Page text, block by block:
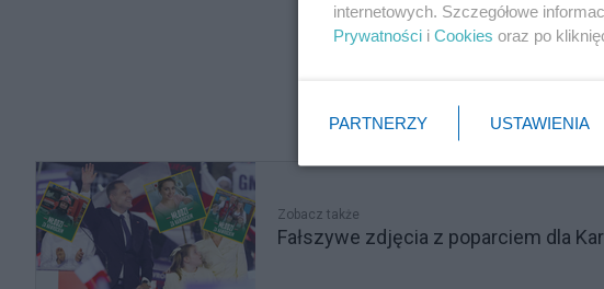
Zobacz także
Fałszywe zdjęcia z poparciem dla
internetowych. Szczegółowe
Prywatności i Cookies oraz po
PARTNERZY USTAWIENIA